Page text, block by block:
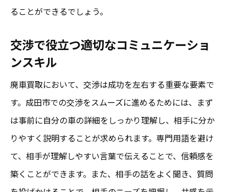
ることができるでしょう。
交渉で役立つ適切なコミュニケーショ
ンスキル
廃車買取において、交渉は成功を左右する重要な要素で
す。成田市での交渉をスムーズに進めるためには、まず
は事前に自分の車の詳細をしっかり理解し、相手に分か
りやすく説明することが求められます。専門用語を避け
て、相手が理解しやすい言葉で伝えることで、信頼感を
築くことができます。また、相手の話をよく聞き、質問